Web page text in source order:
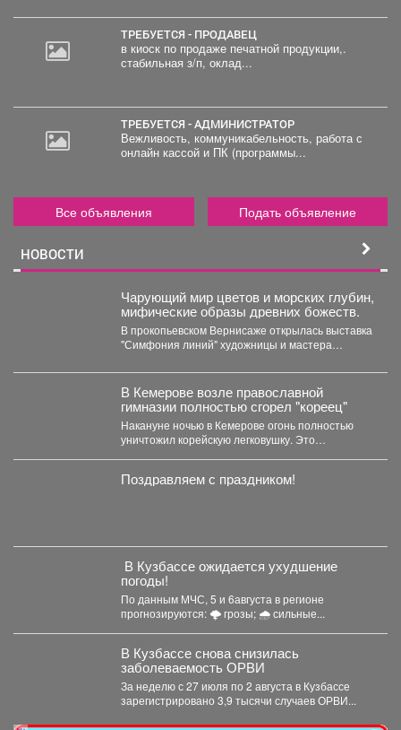
ТРЕБУЕТСЯ - ПРОДАВЕЦ
в киоск по продаже печатной продукции,.
стабильная з/п, оклад...
ТРЕБУЕТСЯ - АДМИНИСТРАТОР
Вежливость, коммуникабельность, работа с
онлайн кассой и ПК (программы...
Все объявления Подать объявление
НОВОСТИ
Чарующий мир цветов и морских глубин,
мифические образы древних божеств.
В прокопьевском Вернисаже открылась выставка
"Симфония линий" художницы и мастера
Калугиной. ...
В Кемерове возле православной
гимназии полностью сгорел "кореец"
Накануне ночью в Кемерове огонь полностью
уничтожил корейскую легковушку. Это
Поздравляем с праздником!
️ В Кузбассе ожидается ухудшение
погоды!
По данным МЧС, 5 и 6августа в регионе
прогнозируются: 🌩 грозы; 🌧 сильные...
В Кузбассе снова снизилась
заболеваемость ОРВИ
За неделю с 27 июля по 2 августа в Кузбассе
зарегистрировано 3,9 тысячи случаев ОРВИ...